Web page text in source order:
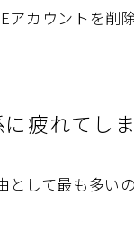
アカウントを削
疲れてし
として最も多い